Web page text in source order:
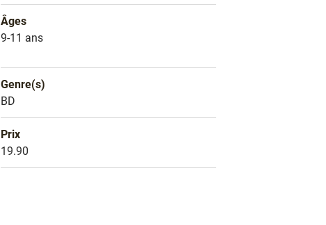
Âges
Âges
9-11 ans
Genre(s)
Genre littéraire
BD
Prix
Prix
19.90